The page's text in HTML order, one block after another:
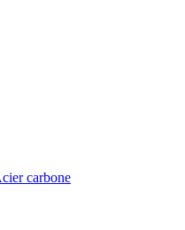
carbone